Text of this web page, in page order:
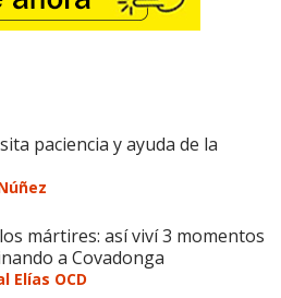
paciencia y ayuda de la
mártires: así viví 3 momentos
a Covadonga
Elías OCD